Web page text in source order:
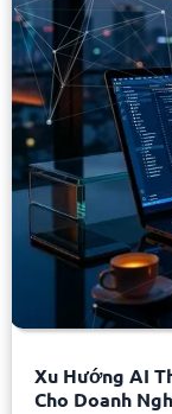
Xu Hướng AI
Cho Doanh